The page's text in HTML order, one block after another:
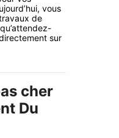
vous
de
sur
cher
Du